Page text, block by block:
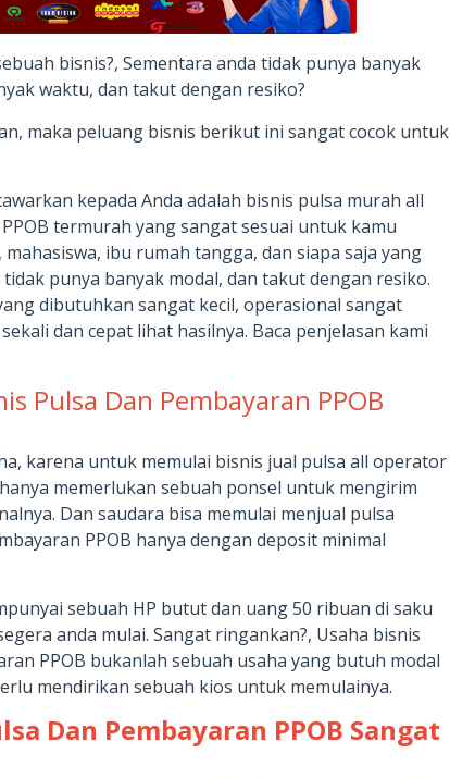
bisnis?, Sementara anda tidak punya banyak
waktu, dan takut dengan resiko?
maka peluang bisnis berikut ini sangat cocok untuk
kepada Anda adalah bisnis pulsa murah all
termurah yang sangat sesuai untuk kamu
ibu rumah tangga, dan siapa saja yang
punya banyak modal, dan takut dengan resiko.
dibutuhkan sangat kecil, operasional sangat
dan cepat lihat hasilnya. Baca penjelasan kami
Pulsa Dan Pembayaran PPOB
karena untuk memulai bisnis jual pulsa all operator
memerlukan sebuah ponsel untuk mengirim
Dan saudara bisa memulai menjual pulsa
PPOB hanya dengan deposit minimal
sebuah HP butut dan uang 50 ribuan di saku
anda mulai. Sangat ringankan?, Usaha bisnis
PPOB bukanlah sebuah usaha yang butuh modal
mendirikan sebuah kios untuk memulainya.
Dan Pembayaran PPOB Sangat